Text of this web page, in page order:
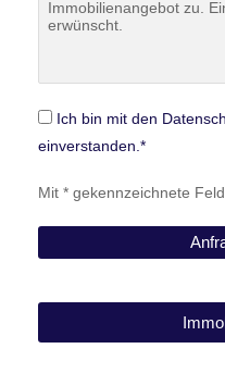
Ich bin mit den
einverstanden.*
Mit * gekennzeichnete